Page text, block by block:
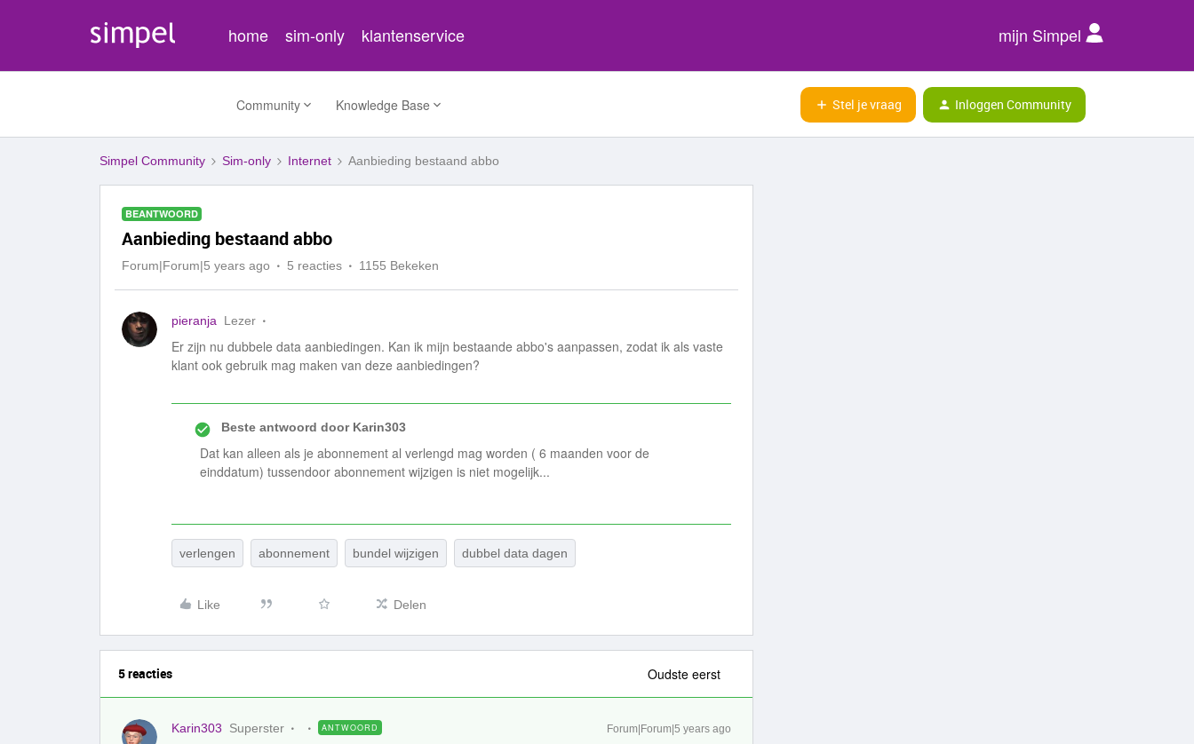
home sim-only klantenservice mijn Simpel
Community Knowledge Base Stel je vraag Inloggen Community
Simpel Community Sim-only Internet Aanbieding bestaand abbo
BEANTWOORD
Aanbieding bestaand abbo
Forum|Forum|5 years ago 5 reacties 1155 Bekeken
pieranja Lezer
Er zijn nu dubbele data aanbiedingen. Kan ik mijn bestaande abbo's aanpassen, zodat ik als vaste
klant ook gebruik mag maken van deze aanbiedingen?
Beste antwoord doorKarin303
Dat kan alleen als je abonnement al verlengd mag worden ( 6 maanden voor de
einddatum) tussendoor abonnement wijzigen is niet mogelijk...
verlengen abonnement bundel wijzigen dubbel data dagen
Like Delen
5 reacties Oudste eerst
Karin303 Superster ANTWOORD Forum|Forum|5 years ago